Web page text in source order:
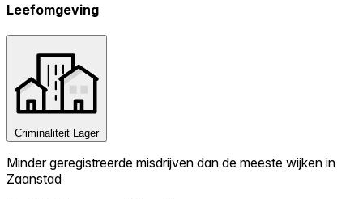
Leefomgeving
Criminaliteit Lager
Minder geregistreerde misdrijven dan de meeste wijken in
Zaanstad